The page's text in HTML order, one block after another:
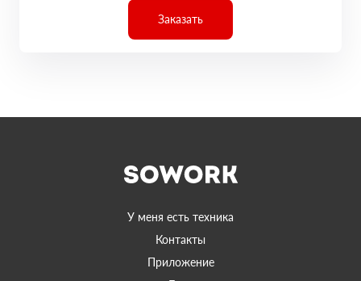
Заказать
У меня есть техника
Контакты
Приложение